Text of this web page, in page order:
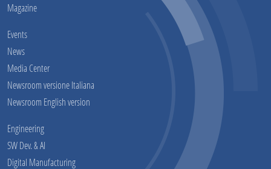
Magazine
Events
News
Media Center
Newsroom versione Italiana
Newsroom English version
Engineering
SW Dev. & AI
Digital Manufacturing